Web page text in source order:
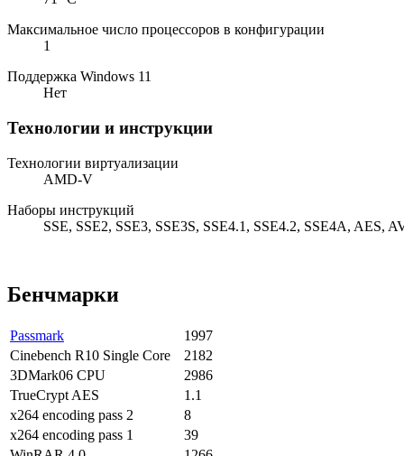
Максимальное число процессоров в конфигурации
1
Поддержка Windows 11
Нет
Технологии и инструкции
Технологии виртуализации
AMD-V
Наборы инструкций
SSE, SSE2, SSE3, SSE3S, SSE4.1, SSE4.2, SSE4A, AES,
Бенчмарки
Passmark
1997
Cinebench R10 Single Core
2182
3DMark06 CPU
2986
TrueCrypt AES
1.1
x264 encoding pass 2
8
x264 encoding pass 1
39